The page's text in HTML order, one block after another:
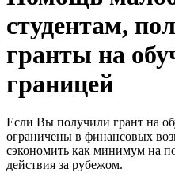
студентам,
гранты на
границей
Если Вы получили грант на
ограничены в финансовых
сэкономить как минимум на
действия за рубежом.